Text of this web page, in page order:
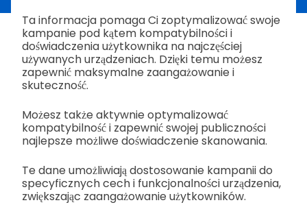
Ta informacja pomaga Ci zoptymalizować swoje
kampanie pod kątem kompatybilności i
doświadczenia użytkownika na najczęściej
używanych urządzeniach. Dzięki temu możesz
zapewnić maksymalne zaangażowanie i
skuteczność.
Możesz także aktywnie optymalizować
kompatybilność i zapewnić swojej publiczności
najlepsze możliwe doświadczenie skanowania.
Te dane umożliwiają dostosowanie kampanii do
specyficznych cech i funkcjonalności urządzenia,
zwiększając zaangażowanie użytkowników.